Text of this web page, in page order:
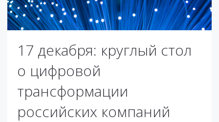
17 декабря: круглый стол
о цифровой
трансформации
российских компаний